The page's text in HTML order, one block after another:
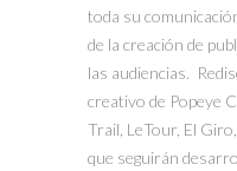
toda su
de la creación de
las audiencias.
creativo de Popeye
Trail, LeTour, El
que seguirán